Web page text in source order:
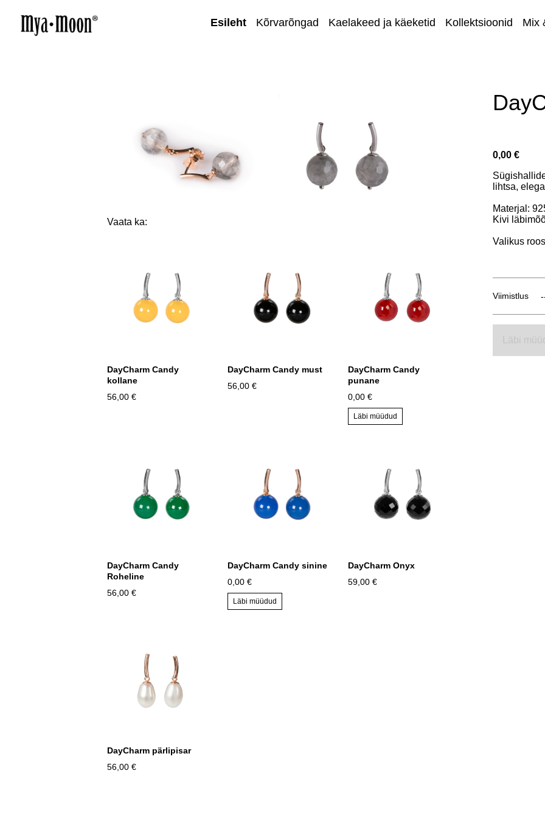
Esileht Kõrvarõngad Kaelakeed ja käeketid Kollektsioonid Mix
Vaata ka:
DayCharm Candy
kollane
56,00 €
DayCharm Candy must
56,00 €
DayCharm Candy
punane
0,00 €
Läbi müüdud
DayCharm Candy
Roheline
56,00 €
DayCharm Candy sinine
0,00 €
Läbi müüdud
DayCharm Onyx
59,00 €
DayCharm pärlipisar
56,00 €
0,00 €
lihtsa,
Materjal:
Kivi
Valikus
Viimistlus